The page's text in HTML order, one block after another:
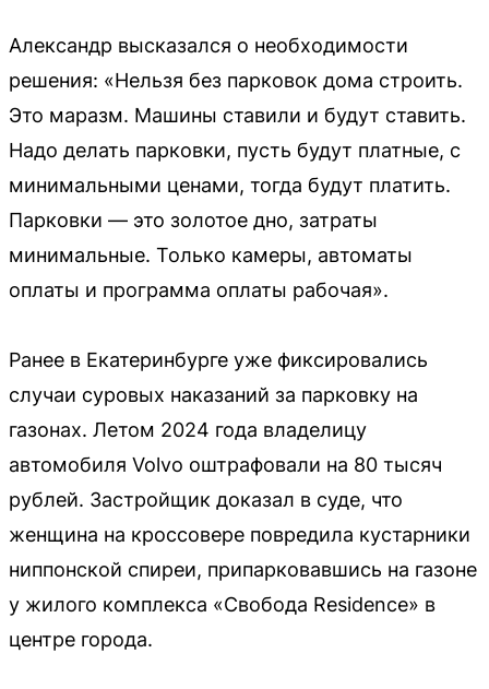
Александр высказался о необходимости
решения: «Нельзя без парковок дома строить.
Это маразм. Машины ставили и будут ставить.
Надо делать парковки, пусть будут платные, с
минимальными ценами, тогда будут платить.
Парковки — это золотое дно, затраты
минимальные. Только камеры, автоматы
оплаты и программа оплаты рабочая».
Ранее в Екатеринбурге уже фиксировались
случаи суровых наказаний за парковку на
газонах. Летом 2024 года владелицу
автомобиля Volvo оштрафовали на 80 тысяч
рублей. Застройщик доказал в суде, что
женщина на кроссовере повредила кустарники
ниппонской спиреи, припарковавшись на газоне
у жилого комплекса «Свобода Residence» в
центре города.